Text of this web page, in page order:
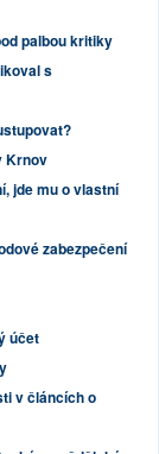
palbou kritiky
s
Krnov
jde mu o vlastní
zabezpečení
účet
v článcích o